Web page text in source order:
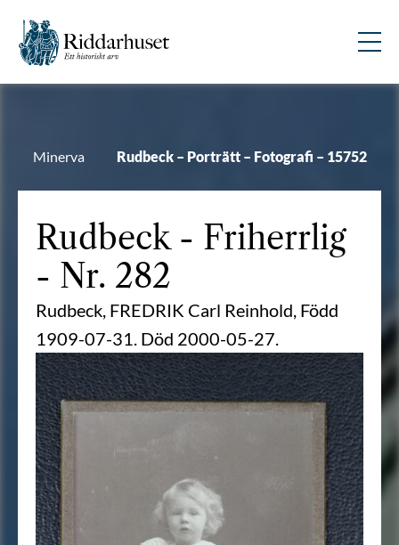
Minerva Rudbeck – Porträtt – Fotografi – 15752
Rudbeck- Friherrlig
- Nr. 282
Rudbeck, FREDRIK Carl Reinhold, Född
1909-07-31. Död 2000-05-27.